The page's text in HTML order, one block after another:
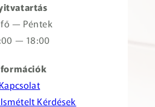
— Péntek
— 18:00
Kapcsolat
Kérdések